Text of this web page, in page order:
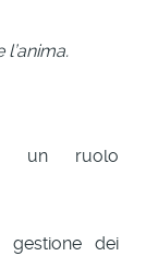
un ruolo
gestione dei